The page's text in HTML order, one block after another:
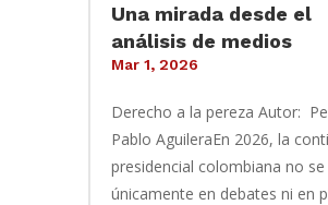
Una mirada desde el
análisis de medios
Mar 1, 2026
Derecho a la pereza Autor:
Pablo AguileraEn 2026, la
presidencial colombiana no se
únicamente en debates ni en